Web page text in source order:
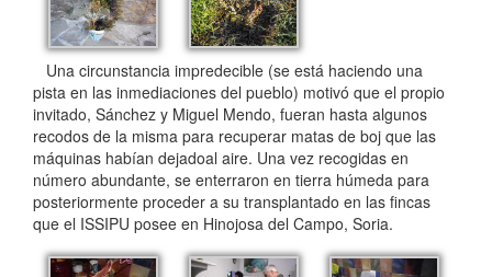
Una circunstancia impredecible (se está haciendo una
pista en las inmediaciones del pueblo) motivó que el propio
invitado, Sánchez y Miguel Mendo, fueran hasta algunos
recodos de la misma para recuperar matas de boj que las
máquinas habían dejadoal aire. Una vez recogidas en
número abundante, se enterraron en tierra húmeda para
posteriormente proceder a su transplantado en las fincas
que el ISSIPU posee en Hinojosa del Campo, Soria.